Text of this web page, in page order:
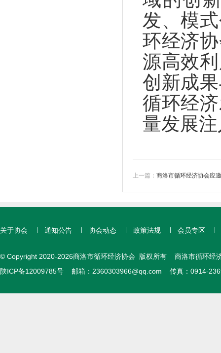
发、模
环经济
源高效
创新成
循环经
量发展
上一篇： 商洛市循环经济协会应邀参
关于协会 通知公告 协会动态 政策法规 会员专区
© Copyright 2020-2026商洛市循环经济协会 版权所有 商洛市循环经
陕ICP备12009785号 邮箱： 2360303966@qq.com 传真：0914-